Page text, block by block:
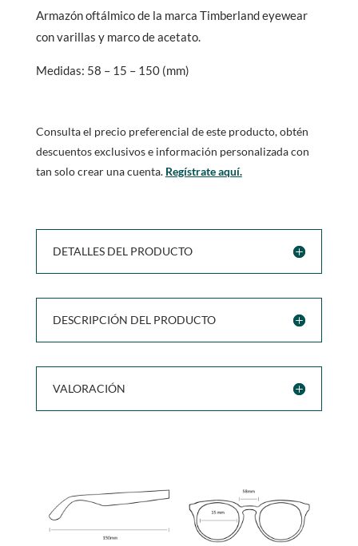
Armazón oftálmico de la marca Timberland eyewear
con varillas y marco de acetato.
Medidas: 58 – 15 – 150 (mm)
Consulta el precio preferencial de este producto, obtén
descuentos exclusivos e información personalizada con
tan solo crear una cuenta. Regístrate aquí.
DETALLES DEL PRODUCTO
DESCRIPCIÓN DEL PRODUCTO
VALORACIÓN